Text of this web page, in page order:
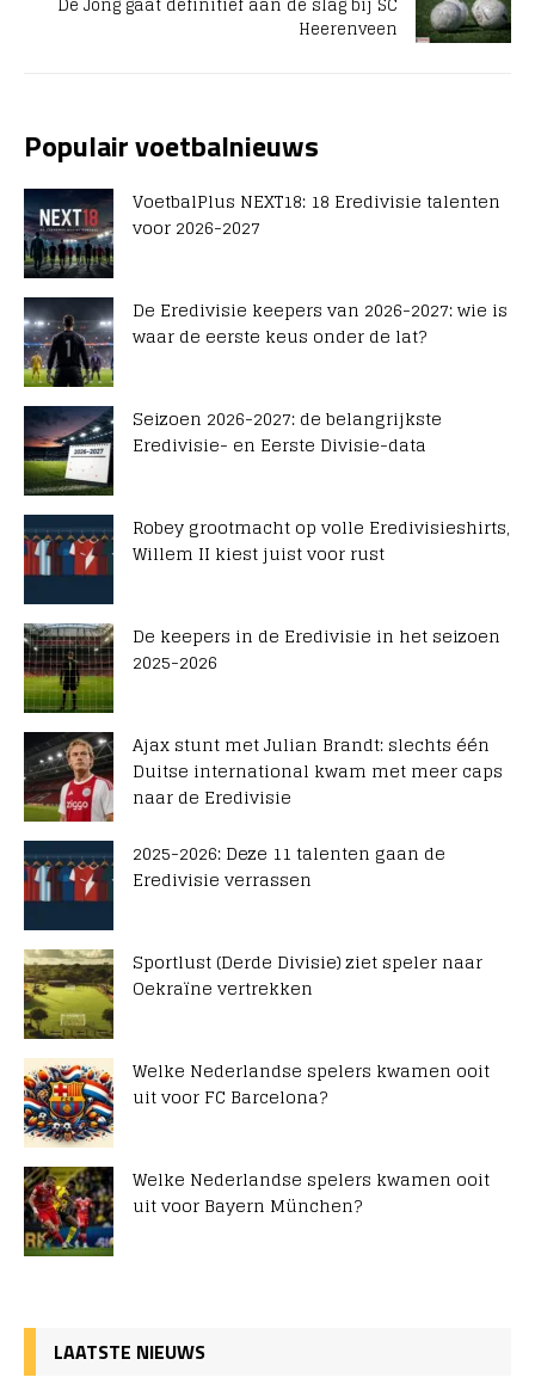
De Jong gaat definitief aan de slag bij SC
Heerenveen
Populair voetbalnieuws
VoetbalPlus NEXT18: 18 Eredivisie talenten
voor 2026-2027
De Eredivisie keepers van 2026-2027: wie is
waar de eerste keus onder de lat?
Seizoen 2026-2027: de belangrijkste
Eredivisie- en Eerste Divisie-data
Robey grootmacht op volle Eredivisieshirts,
Willem II kiest juist voor rust
De keepers in de Eredivisie in het seizoen
2025-2026
Ajax stunt met Julian Brandt: slechts één
Duitse international kwam met meer caps
naar de Eredivisie
2025-2026: Deze 11 talenten gaan de
Eredivisie verrassen
Sportlust (Derde Divisie) ziet speler naar
Oekraïne vertrekken
Welke Nederlandse spelers kwamen ooit
uit voor FC Barcelona?
Welke Nederlandse spelers kwamen ooit
uit voor Bayern München?
LAATSTE NIEUWS